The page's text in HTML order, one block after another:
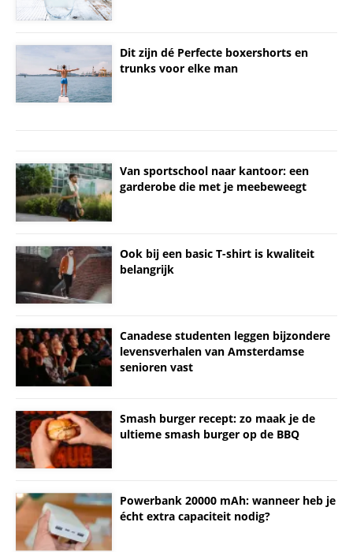
Dit zijn dé Perfecte boxershorts en
trunks voor elke man
Van sportschool naar kantoor: een
garderobe die met je meebeweegt
Ook bij een basic T-shirt is kwaliteit
belangrijk
Canadese studenten leggen bijzondere
levensverhalen van Amsterdamse
senioren vast
Smash burger recept: zo maak je de
ultieme smash burger op de BBQ
Powerbank 20000 mAh: wanneer heb je
écht extra capaciteit nodig?